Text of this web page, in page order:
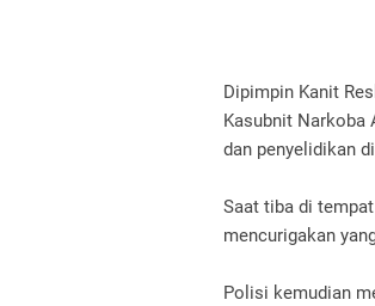
Dipimpin Kanit
Kasubnit Narkoba
dan penyelidikan
Saat tiba di
mencurigakan
Polisi kemudian